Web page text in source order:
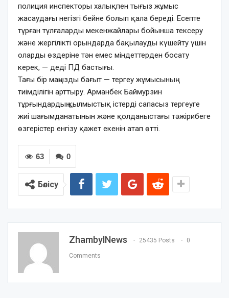
полиция инспекторы халықпен тығыз жұмыс
жасаудағы негізгі бейне болып қала береді. Есепте
тұрған тұлғаларды мекенжайлары бойынша тексеру
және жергілікті орындарда бақылауды күшейту үшін
оларды өздеріне тән емес міндеттерден босату
керек, — деді ПД бастығы.
Тағы бір маңызды бағыт — тергеу жұмысының
тиімділігін арттыру. Арманбек Баймурзин
тұрғындардың қылмыстық істерді сапасыз тергеуге
жиі шағымданатынын және қолданыстағы тәжірибеге
өзгерістер енгізу қажет екенін атап өтті.
0
63
Бөлісу
ZhambylNews 25435 Posts 0
Comments